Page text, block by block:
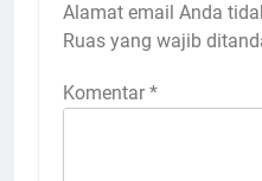
Alamat email Anda
Ruas yang wajib
Komentar *